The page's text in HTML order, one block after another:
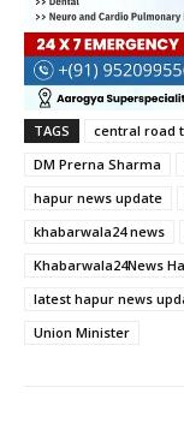
TAGS central road
DM Prerna Sharma
hapur news update
khabarwala24 news
Khabarwala24News
latest hapur news
Union Minister